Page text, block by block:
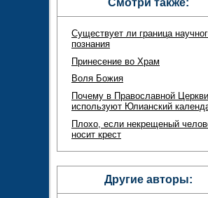
Смотри также:
Существует ли граница
познания
Принесение во Храм
Воля Божия
Почему в Православной Церкви
используют Юлианский
Плохо, если некрещеный
носит крест
Другие авторы: